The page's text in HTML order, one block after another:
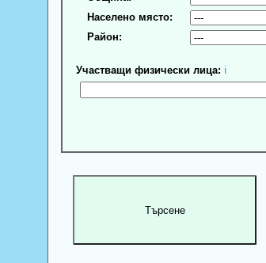
Населено място:
Район:
Участващи физически лица: ℹ